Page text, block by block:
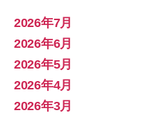
2026年7月
2026年6月
2026年5月
2026年4月
2026年3月